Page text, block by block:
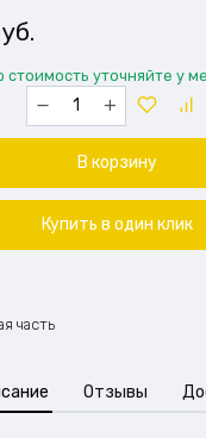
стоимость уточняйте у
Количество
товара
Палец
переднего
экскаватор-
погрузчик
В корзину
Купить в один клик
часть
Отзывы